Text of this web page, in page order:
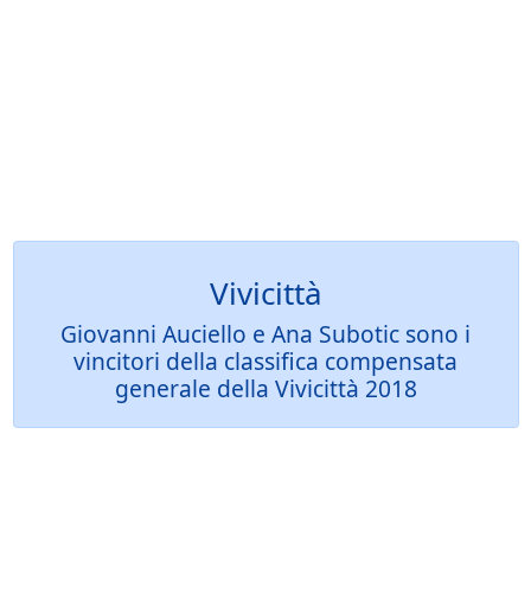
Vivicittà
Giovanni Auciello e Ana Subotic sono i
vincitori della classifica compensata
generale della Vivicittà 2018